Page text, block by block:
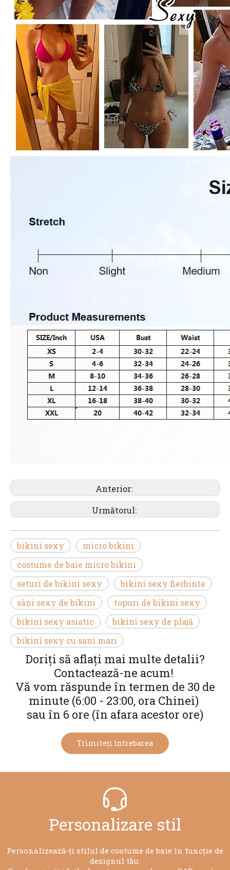
Anterior:
Următorul:
bikini sexy
micro bikini
costume de baie micro bikini
seturi de bikini sexy
bikini sexy fierbinte
sâni sexy de bikini
topuri de bikini sexy
bikini sexy asiatic
bikini sexy de plajă
bikini sexy cu sani mari
Doriți să aflați mai multe detalii?
Contactează-ne acum!
Vă vom răspunde în termen de 30 de
minute (6:00 - 23:00, ora Chinei)
sau în 6 ore (în afara acestor ore)
Trimiteți întrebarea
Personalizare stil​​​​​
Personalizează-ți stilul de costume de baie în funcție de
designul tău.